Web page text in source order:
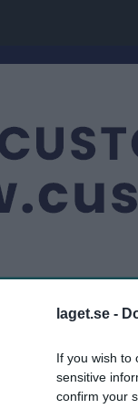
laget.se -
If you wish to
sensitive
confirm your